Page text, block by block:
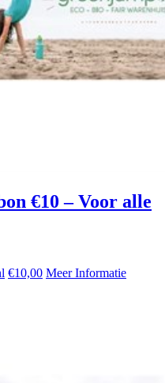
€10 – Voor alle
€10,00 Meer Informatie